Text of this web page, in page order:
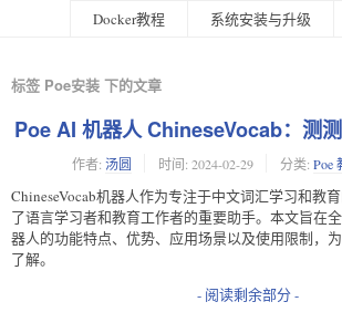
Docker教程
系统安装与升级
标签 Poe安装 下的文章
Poe AI 机器人 ChineseVocab：测
作者: 汤圆 时间: 2024-02-29 分类: Poe
ChineseVocab机器人作为专注于中文词汇学习和教
了语言学习者和教育工作者的重要助手。本文旨在
器人的功能特点、优势、应用场景以及使用限制，
了解。
- 阅读剩余部分 -